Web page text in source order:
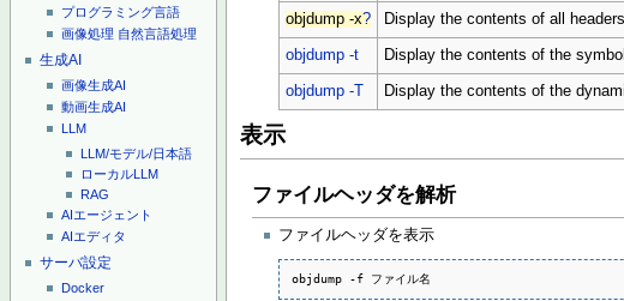
プログラミング言語
画像処理 自然言語処理
生成AI
画像生成AI
動画生成AI
LLM
LLM/モデル/日本語
ローカルLLM
RAG
AIエージェント
AIエディタ
サーバ設定
Docker
objdump -x? Display the contents of all headers
objdump -t Display the contents of the
objdump -T Display the contents of the
表示
ファイルヘッダを解析
ファイルヘッダを表示
objdump -f ファイル名